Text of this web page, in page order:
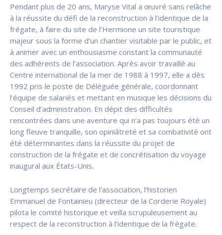
Pendant plus de 20 ans, Maryse Vital a œuvré sans relâche
à la réussite du défi de la reconstruction à l’identique de la
frégate, à faire du site de l’Hermione un site touristique
majeur sous la forme d’un chantier visitable par le public, et
à animer avec un enthousiasme constant la communauté
des adhérents de l’association. Après avoir travaillé au
Centre international de la mer de 1988 à 1997, elle a dès
1992 pris le poste de Déléguée générale, coordonnant
l’équipe de salariés et mettant en musique les décisions du
Conseil d’administration. En dépit des difficultés
rencontrées dans une aventure qui n’a pas toujours été un
long fleuve tranquille, son opiniâtreté et sa combativité ont
été déterminantes dans la réussite du projet de
construction de la frégate et de concrétisation du voyage
inaugural aux États-Unis.
Longtemps secrétaire de l’association, l’historien
Emmanuel de Fontainieu (directeur de la Corderie Royale)
pilota le comité historique et veilla scrupuleusement au
respect de la reconstruction à l’identique de la frégate.